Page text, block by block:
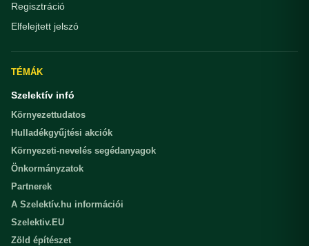
Regisztráció
Elfelejtett jelszó
TÉMÁK
Szelektív infó
Környezettudatos
Hulladékgyűjtési akciók
Környezeti-nevelés segédanyagok
Önkormányzatok
Partnerek
A Szelektív.hu információi
Szelektiv.EU
Zöld építészet